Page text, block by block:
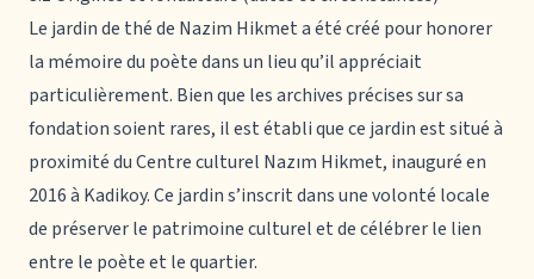
Le jardin de thé de Nazim Hikmet a été créé pour honorer
la mémoire du poète dans un lieu qu’il appréciait
particulièrement. Bien que les archives précises sur sa
fondation soient rares, il est établi que ce jardin est situé à
proximité du Centre culturel Nazım Hikmet, inauguré en
2016 à Kadikoy. Ce jardin s’inscrit dans une volonté locale
de préserver le patrimoine culturel et de célébrer le lien
entre le poète et le quartier.